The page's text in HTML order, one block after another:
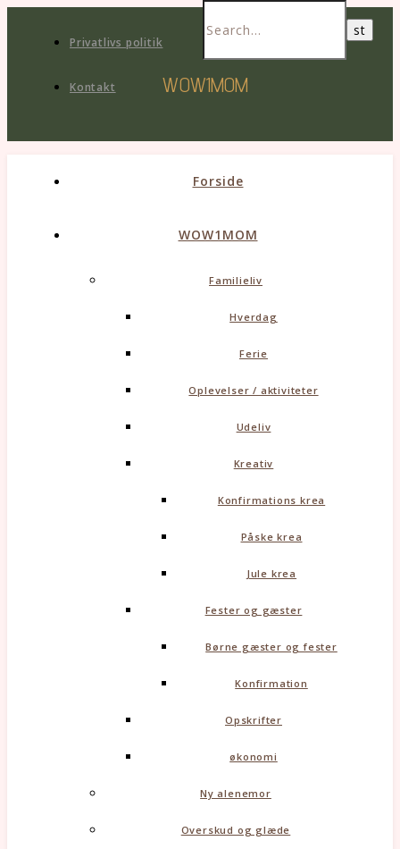
Privatlivs politik
Kontakt WOW1MOM
Forside
WOW1MOM
Familieliv
Hverdag
Ferie
Oplevelser / aktiviteter
Udeliv
Kreativ
Konfirmations krea
Påske krea
Jule krea
Fester og gæster
Børne gæster og fester
Konfirmation
Opskrifter
økonomi
Ny alenemor
Overskud og glæde